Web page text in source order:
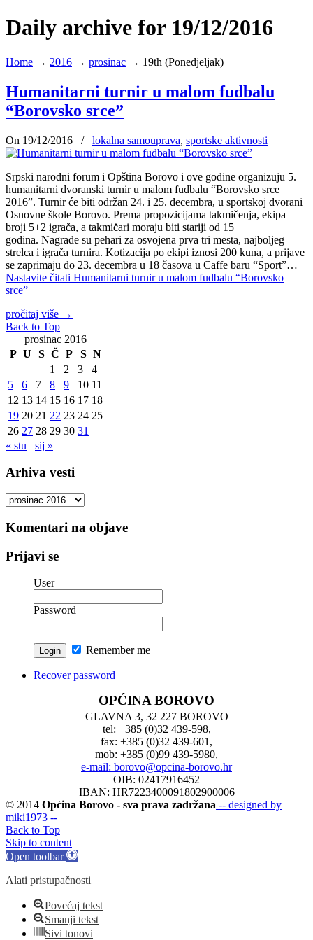
Daily archive for 19/12/2016
Home → 2016 → prosinac → 19th (Ponedjeljak)
Humanitarni turnir u malom fudbalu
“Borovsko srce”
On 19/12/2016 / lokalna samouprava, sportske aktivnosti
Srpski narodni forum i Opština Borovo i ove godine organizuju 5.
humanitarni dvoranski turnir u malom fudbalu “Borovsko srce
2016”. Turnir će biti održan 24. i 25. decembra, u sportskoj dvorani
Osnovne škole Borovo. Prema propozicijama takmičenja, ekipa
broji 5+2 igrača, a takmičari moraju biti stariji od 15
godina. Nagrade su pehari za osvojena prva tri mesta, najboljeg
strelca i igrača turnira. Kotizacija po ekipi iznosi 200 kuna, a prijave
se zaprimaju do 23. decembra u 18 časova u Caffe baru “Sport”…
Nastavite čitati Humanitarni turnir u malom fudbalu “Borovsko
srce”
pročitaj više →
Back to Top
prosinac 2016
P U S Č P S N
1
2 3
4
5
6 7 8 9 10 11
12 13 14 15 16 17 18
19 20 21 22 23 24 25
26 27 28 29 30 31
« stu
sij »
Arhiva vesti
Arhiva
Komentari na objave
Prijavi se
User
Password
Remember me
Recover password
OPĆINA BOROVO
GLAVNA 3, 32 227 BOROVO
tel: +385 (0)32 439-598,
fax: +385 (0)32 439-601,
mob: +385 (0)99 439-5980,
e-mail: borovo@opcina-borovo.hr
OIB: 02417916452
IBAN: HR7223400091802900006
© 2014 Općina Borovo - sva prava zadržana -- designed by
miki1973 --
Back to Top
Skip to content
Open toolbar
Alati pristupačnosti
Povećaj tekst
Smanji tekst
Sivi tonovi